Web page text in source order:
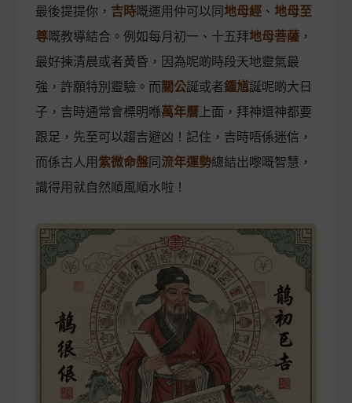
最後提提你， 吉時嘅運用仲可以同地母經 、 地母至
尊嘅教導結合。例如每月初一、十五拜地母菩薩 ，
最好揀清晨或者黃昏，因為呢啲時段天地靈氣最
強，許願特別靈驗。而關公誕或者鍾馗誕呢啲大日
子，吉時通常會標明喺萬年曆 上面，拜神還神都要
跟足，先至可以趨吉避凶！記住，吉時唔係迷信，
而係古人用紫微命盤同流年運勢總結出嚟嘅智慧，
識得用就自然順風順水啦！